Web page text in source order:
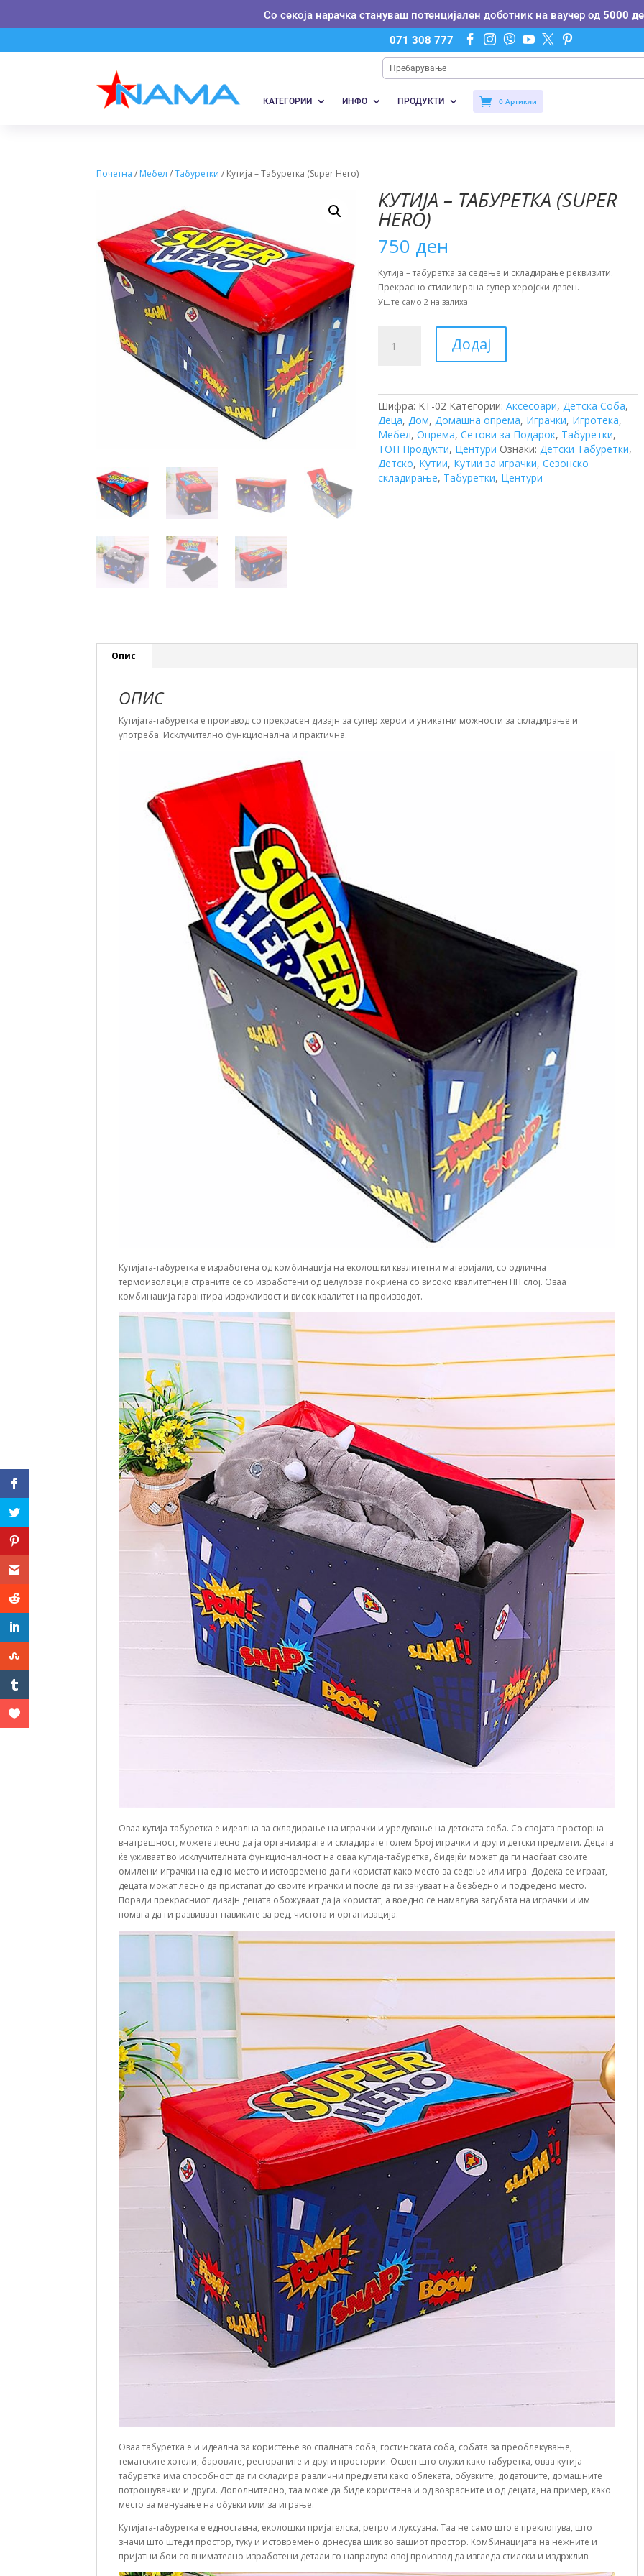
Со секоја нарачка стануваш потенцијален доботник на ваучер од 5000
071 308 777      
КАТЕГОРИИ ИНФО ПРОДУКТИ 0 Артикли
Почетна / Мебел /Табуретки / Кутија – Табуретка (Super Hero)
КУТИЈА – ТАБУРЕТКА (SUPER
HERO)
750 ден
Кутија – табуретка за седење и складирање реквизити.
Прекрасно стилизирана супер херојски дезен.
Уште само 2 на залиха
количина
Додај
Шифра: KT-02 Категории: Аксесоари, Детска Соба,
Деца, Дом, Домашна опрема, Играчки, Игротека,
Мебел, Опрема, Сетови за Подарок, Табуретки,
ТОП Продукти, Центури Ознаки: Детски Табуретки,
Детско, Кутии, Кутии за играчки, Сезонско
складирање, Табуретки, Центури
Опис
ОПИС
Кутијата-табуретка е производ со прекрасен дизајн за супер херои и уникатни можности за складирање и
употреба. Исклучително функционална и практична.
Кутијата-табуретка е изработена од комбинација на еколошки квалитетни материјали, со одлична
термоизолација страните се со изработени од целулоза покриена со високо квалитетнен ПП слој. Оваа
комбинација гарантира издржливост и висок квалитет на производот.
Оваа кутија-табуретка е идеална за складирање на играчки и уредување на детската соба. Со својата просторна
внатрешност, можете лесно да ја организирате и складирате голем број играчки и други детски предмети. Децата
ќе уживаат во исклучителната функционалност на оваа кутија-табуретка, бидејќи можат да ги наоѓаат своите
омилени играчки на едно место и истовремено да ги користат како место за седење или игра. Додека се играат,
децата можат лесно да пристапат до своите играчки и после да ги зачуваат на безбедно и подредено место.
Поради прекрасниот дизајн децата обожуваат да ја користат, а воедно се намалува загубата на играчки и им
помага да ги развиваат навиките за ред, чистота и организација.
Оваа табуретка е и идеална за користење во спалната соба, гостинската соба, собата за преоблекување,
тематските хотели, баровите, рестораните и други простории. Освен што служи како табуретка, оваа кутија-
табуретка има способност да ги складира различни предмети како облеката, обувките, додатоците, домашните
потрошувачки и други. Дополнително, таа може да биде користена и од возрасните и од децата, на пример, како
место за менување на обувки или за играње.
Кутијата-табуретка е едноставна, еколошки пријателска, ретро и луксузна. Таа не само што е преклопува, што
значи што штеди простор, туку и истовремено донесува шик во вашиот простор. Комбинацијата на нежните и
пријатни бои со внимателно изработени детали го направува овој производ да изгледа стилски и издржлив.